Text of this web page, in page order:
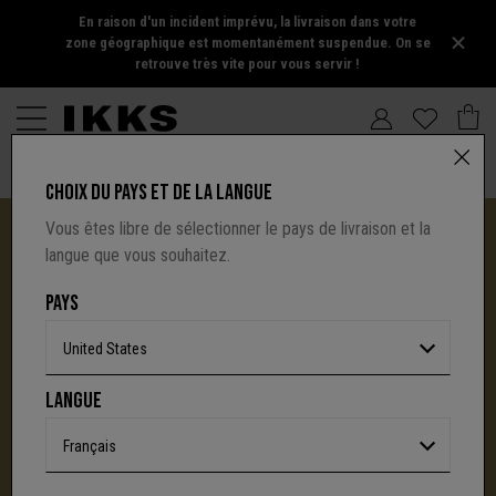
En raison d'un incident imprévu, la livraison dans votre
zone géographique est momentanément suspendue. On se
retrouve très vite pour vous servir !
UNE NOUVELLE PAGE S'ÉCRIT AVEC IKKS
C'est la fin d'une aventure : le site I.Code ferme
définitivement.Mais l'audace, la créativité
CHOIX DU PAYS ET DE LA LANGUE
Vous êtes libre de sélectionner le pays de livraison et la
langue que vous souhaitez.
PAYS
United States
LANGUE
Français